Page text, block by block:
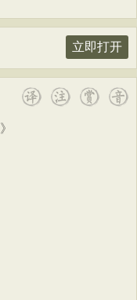
立即打开
》